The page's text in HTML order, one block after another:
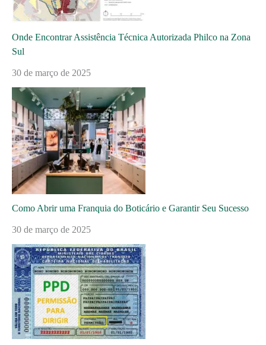
Onde Encontrar Assistência Técnica Autorizada Philco na Zona
Sul
30 de março de 2025
Como Abrir uma Franquia do Boticário e Garantir Seu Sucesso
30 de março de 2025